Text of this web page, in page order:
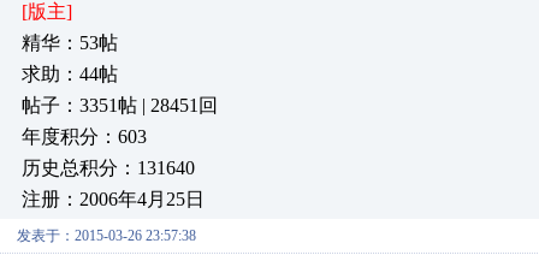
[版主]
精华：53帖
求助：44帖
帖子：3351帖 | 28451回
年度积分：603
历史总积分：131640
注册：2006年4月25日
发表于：2015-03-26 23:57:38